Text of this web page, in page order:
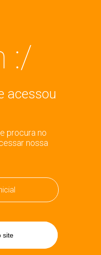
:/
acessou
procura no
nossa